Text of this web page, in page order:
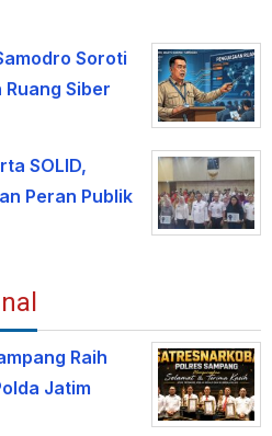
Soroti
Siber
SOLID,
Peran Publik
Raih
Jatim